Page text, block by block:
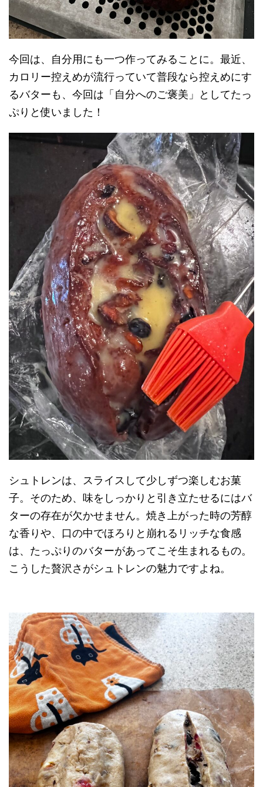
今回は、自分用にも一つ作ってみることに。最近、
カロリー控えめが流行っていて普段なら控えめにす
るバターも、今回は「自分へのご褒美」としてたっ
ぷりと使いました！
シュトレンは、スライスして少しずつ楽しむお菓
子。そのため、味をしっかりと引き立たせるにはバ
ターの存在が欠かせません。焼き上がった時の芳醇
な香りや、口の中でほろりと崩れるリッチな食感
は、たっぷりのバターがあってこそ生まれるもの。
こうした贅沢さがシュトレンの魅力ですよね。